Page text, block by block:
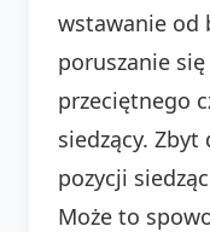
wstawanie od
poruszanie
przeciętnego
siedzący. Zbyt
pozycji
Może to